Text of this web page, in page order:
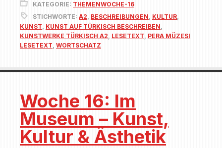
KATEGORIE: THEMENWOCHE-16
STICHWORTE: A2, BESCHREIBUNGEN, KULTUR,
KUNST, KUNST AUF TÜRKISCH BESCHREIBEN,
KUNSTWERKE TÜRKISCH A2, LESETEXT, PERA MÜZESI
LESETEXT, WORTSCHATZ
Woche 16: Im
Museum – Kunst,
Kultur & Ästhetik